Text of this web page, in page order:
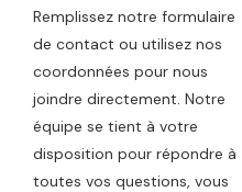
Remplissez notre formulaire
de contact ou utilisez nos
coordonnées pour nous
joindre directement. Notre
équipe se tient à votre
disposition pour répondre à
toutes vos questions, vous